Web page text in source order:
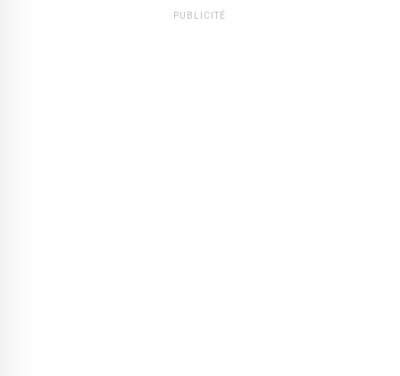
PUBLICITÉ